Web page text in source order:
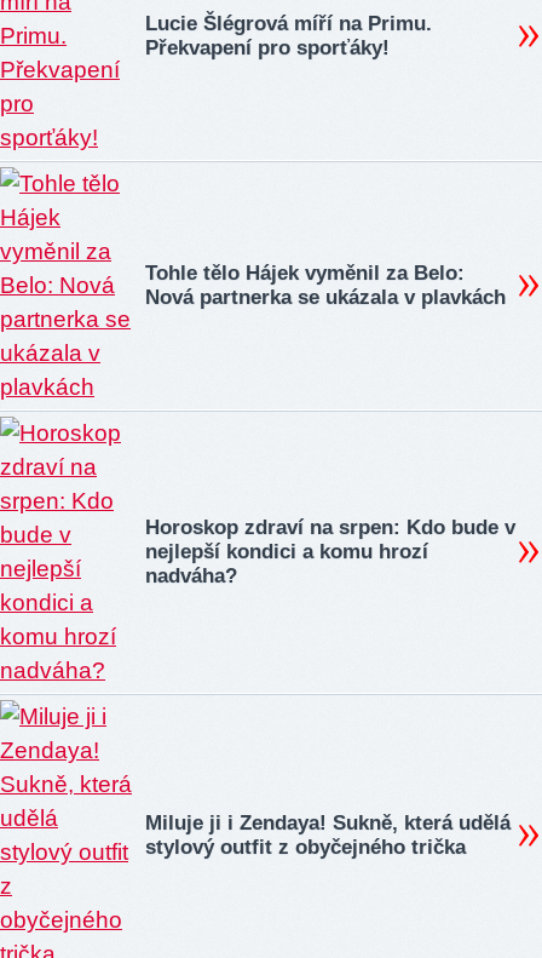
Lucie Šlégrová míří na Primu.
Překvapení pro sporťáky!
Tohle tělo Hájek vyměnil za Belo:
Nová partnerka se ukázala v plavkách
Horoskop zdraví na srpen: Kdo bude v
nejlepší kondici a komu hrozí
nadváha?
Miluje ji i Zendaya! Sukně, která udělá
stylový outfit z obyčejného trička